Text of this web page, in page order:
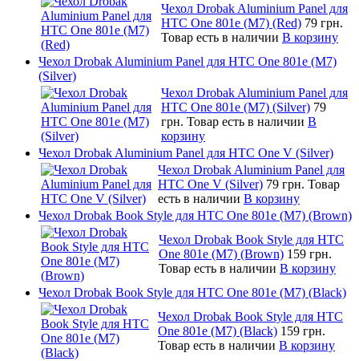
Чехол Drobak Aluminium Panel для
HTC One 801e (M7) (Red) 79 грн.
Товар есть в наличии В корзину
Чехол Drobak Aluminium Panel для HTC One 801e (M7)
(Silver)
Чехол Drobak Aluminium Panel для
HTC One 801e (M7) (Silver) 79
грн. Товар есть в наличии В
корзину
Чехол Drobak Aluminium Panel для HTC One V (Silver)
Чехол Drobak Aluminium Panel для
HTC One V (Silver) 79 грн. Товар
есть в наличии В корзину
Чехол Drobak Book Style для HTC One 801e (M7) (Brown)
Чехол Drobak Book Style для HTC
One 801e (M7) (Brown) 159 грн.
Товар есть в наличии В корзину
Чехол Drobak Book Style для HTC One 801e (M7) (Black)
Чехол Drobak Book Style для HTC
One 801e (M7) (Black) 159 грн.
Товар есть в наличии В корзину